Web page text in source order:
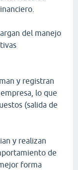
del manejo
y registran
lo que
(salida de
y realizan
de
forma